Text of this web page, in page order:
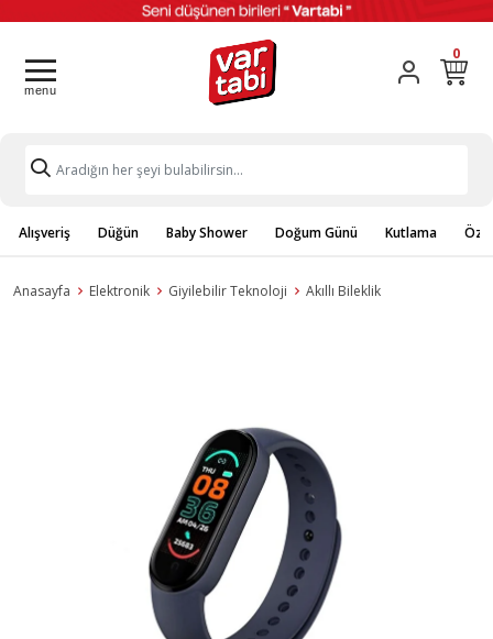
0
Alışveriş Düğün Baby Shower Doğum Günü Kutlama
Anasayfa Elektronik Giyilebilir Teknoloji Akıllı Bileklik